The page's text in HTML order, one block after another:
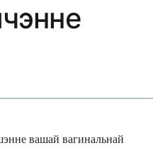
вашай вагинальнай